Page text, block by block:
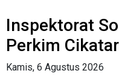
Inspektorat
Perkim
Kamis, 6 Agustus 2026